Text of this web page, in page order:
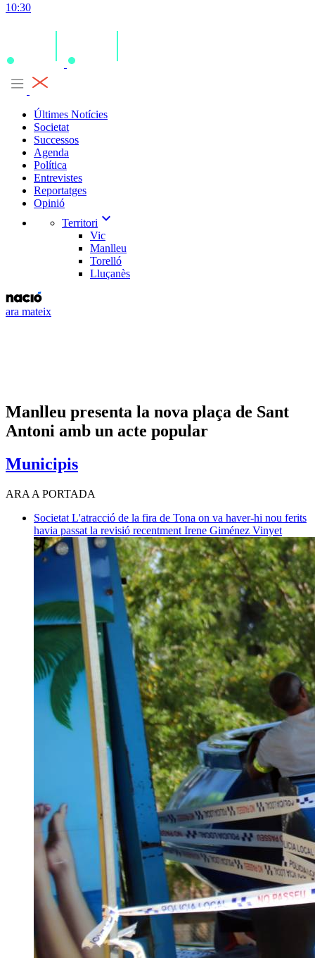
10:30
Últimes Notícies
Societat
Successos
Agenda
Política
Entrevistes
Reportatges
Opinió
Territori expand_more
Vic
Manlleu
Torelló
Lluçanès
ara mateix
Manlleu presenta la nova plaça de Sant
Antoni amb un acte popular
Municipis
ARA A PORTADA
Societat L'atracció de la fira de Tona on va haver-hi nou ferits
havia passat la revisió recentment Irene Giménez Vinyet